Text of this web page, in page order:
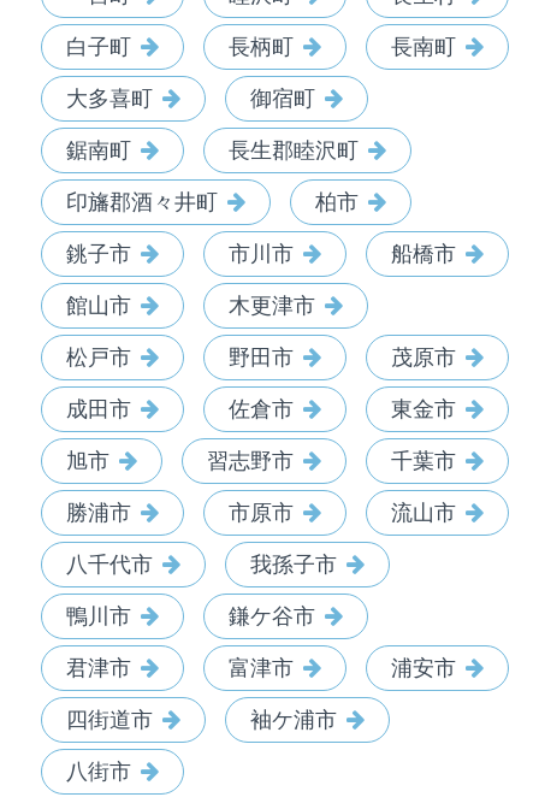
白子町 長柄町 長南町
大多喜町 御宿町
鋸南町 長生郡睦沢町
印旛郡酒々井町 柏市
銚子市 市川市 船橋市
館山市 木更津市
松戸市 野田市 茂原市
成田市 佐倉市 東金市
旭市 習志野市 千葉市
勝浦市 市原市 流山市
八千代市 我孫子市
鴨川市 鎌ケ谷市
君津市 富津市 浦安市
四街道市 袖ケ浦市
八街市